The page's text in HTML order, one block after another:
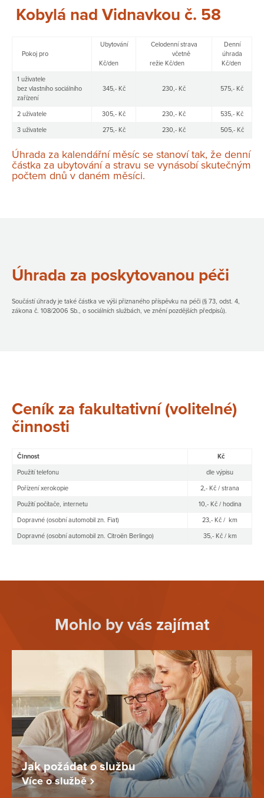
Kobylá nad Vidnavkou č. 58
Pokoj pro
Ubytování
Kč/den
Celodenní strava
včetně
režie Kč/den
Denní
úhrada
Kč/den
1 uživatele
bez vlastního sociálního
zařízení
345,- Kč 230,- Kč 575,- Kč
2 uživatele 305,- Kč 230,- Kč 535,- Kč
3 uživatele 275,- Kč 230,- Kč 505,- Kč
Úhrada za kalendářní měsíc se stanoví tak, že denní
částka za ubytování a stravu se vynásobí skutečným
počtem dnů v daném měsíci.
Úhrada za poskytovanou péči
Součástí úhrady je také částka ve výši přiznaného příspěvku na péči (§ 73, odst. 4,
zákona č. 108/2006 Sb., o sociálních službách, ve znění pozdějších předpisů).
Ceník za fakultativní (volitelné)
činnosti
Činnost Kč
Použití telefonu dle výpisu
Pořízení xerokopie 2,- Kč / strana
Použití počítače, internetu 10,- Kč / hodina
Dopravné (osobní automobil zn. Fiat) 23,- Kč / km
Dopravné (osobní automobil zn. Citroën Berlingo) 35,- Kč / km
Mohlo by vás zajímat
Jak požádat o službu
Více o službě